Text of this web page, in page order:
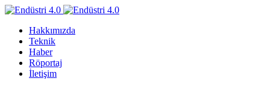
Hakkımızda
Teknik
Haber
Röportaj
İletişim